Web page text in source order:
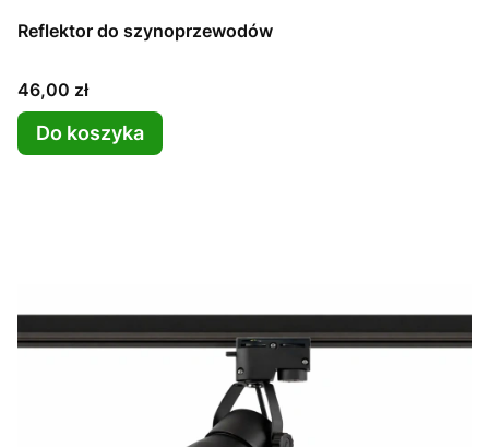
Reflektor do szynoprzewodów
Cena
46,00 zł
Do koszyka